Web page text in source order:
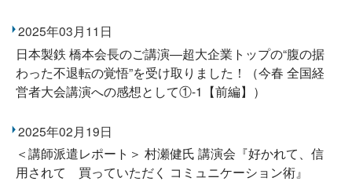
2025年03月11日
日本製鉄 橋本会長のご講演―超大企業トップの“腹の据
わった不退転の覚悟”を受け取りました！（今春 全国経
営者大会講演への感想として①-1【前編】）
2025年02月19日
＜講師派遣レポート＞ 村瀬健氏 講演会『好かれて、信
用されて 買っていただく コミュニケーション術』